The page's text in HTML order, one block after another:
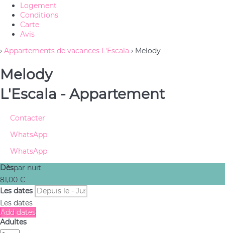
Logement
Conditions
Carte
Avis
› Appartements de vacances L'Escala › Melody
Melody
L'Escala - Appartement
Contacter
WhatsApp
WhatsApp
Dèspar nuit
81,00 €
Les dates
Les dates
Add dates
Adultes